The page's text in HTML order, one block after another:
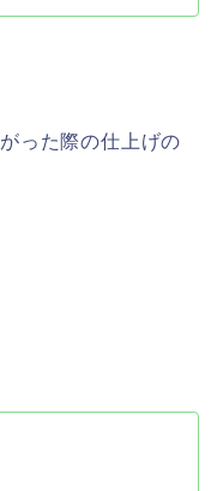
った際の仕上げの